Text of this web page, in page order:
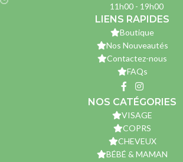
11h00 - 19h00
LIENS RAPIDES
Boutique
Nos Nouveautés
Contactez-nous
FAQs
NOS CATÉGORIES
VISAGE
COPRS
CHEVEUX
BÉBÉ & MAMAN